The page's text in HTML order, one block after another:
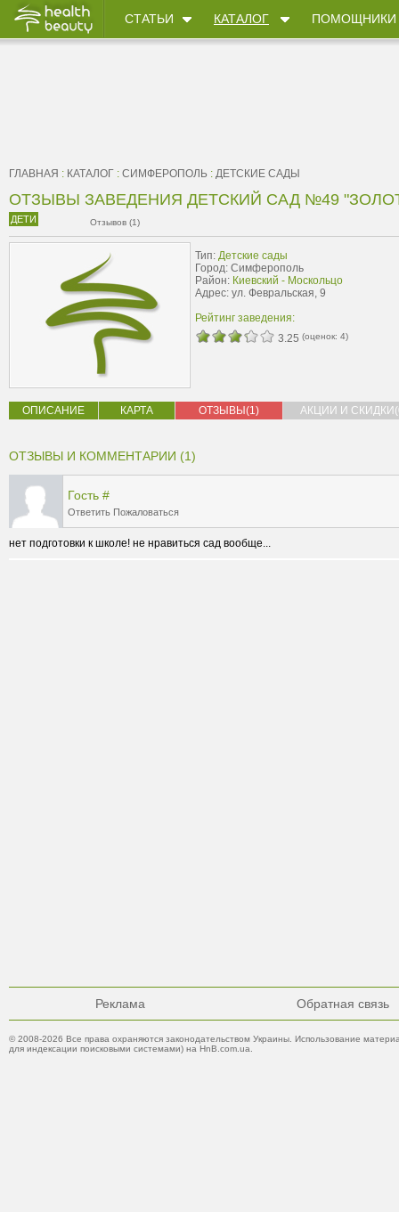
СТАТЬИ КАТАЛОГ ПОМОЩНИКИ
ГЛАВНАЯ : КАТАЛОГ : СИМФЕРОПОЛЬ : ДЕТСКИЕ САДЫ
ОТЗЫВЫ ЗАВЕДЕНИЯ ДЕТСКИЙ САД №49
ДЕТИ Отзывов (1)
Тип: Детские сады
Город: Симферополь
Район: Киевский - Москольцо
Адрес: ул. Февральская, 9
Рейтинг заведения:
3.25 (оценок: 4)
ОПИСАНИЕ КАРТА ОТЗЫВЫ(1) АКЦИИ И
ОТЗЫВЫ И КОММЕНТАРИИ (1)
Гость #
Ответить Пожаловаться
нет подготовки к школе! не нравиться сад вообще...
Реклама Обратная связь
© 2008-2026 Все права охраняются законодательством Украины. Использование
для индексации поисковыми системами) на HnB.com.ua.